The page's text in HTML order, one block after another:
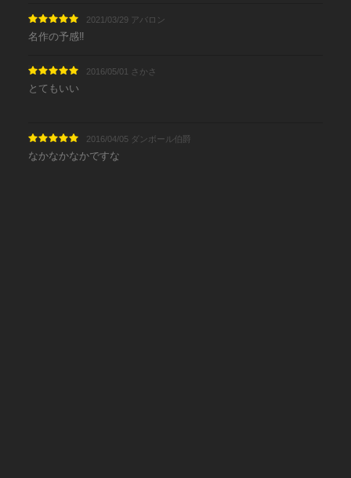
2021/03/29 アバロン
名作の予感‼︎
2016/05/01 さかさ
とてもいい
2016/04/05 ダンボール伯爵
なかなかなかですな